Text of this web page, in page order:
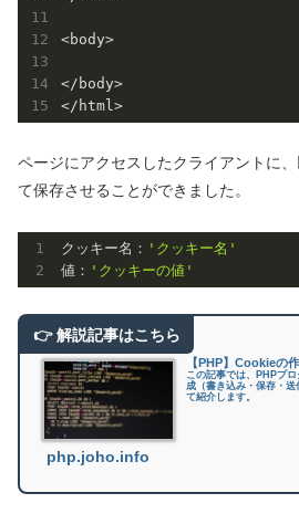
<body>
</body>
ページにアクセスしたクライアントに
て保存させることができました。
クッキー名： 'クッキー名'
値： 'クッキーの値'
【PHP】Cookieの
この記事では、PHPプ
成（書き込み・保存・
て紹介します。
php.joho.info